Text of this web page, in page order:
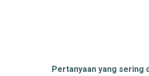
Pertanyaan yang sering